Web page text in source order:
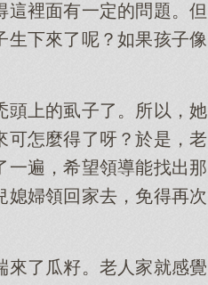
這裡面有一定的問題。但
生下來了呢？如果孩子像
頭上的虱子了。所以，她
可怎麼得了呀？於是，老
一遍，希望領導能找出那
媳婦領回家去，免得再次
來了瓜籽。老人家就感覺